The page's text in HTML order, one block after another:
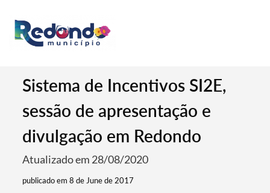
Sistema de Incentivos SI2E,
sessão de apresentação e
divulgação em Redondo
Atualizado em 28/08/2020
publicado em 8 de June de 2017